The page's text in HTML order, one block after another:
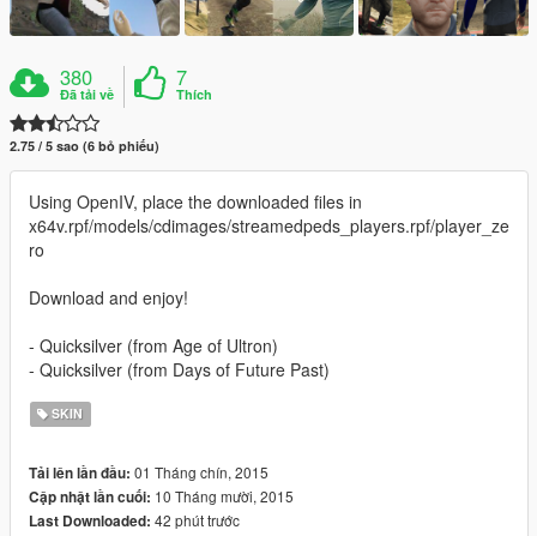
380
Đã tải về
7
Thích
2.75 / 5 sao (6 bỏ phiếu)
Using OpenIV, place the downloaded files in
x64v.rpf/models/cdimages/streamedpeds_players.rpf/player_ze
ro
Download and enjoy!
- Quicksilver (from Age of Ultron)
- Quicksilver (from Days of Future Past)
SKIN
Tải lên lần đầu: 01 Tháng chín, 2015
Cập nhật lần cuối: 10 Tháng mười, 2015
Last Downloaded: 42 phút trước